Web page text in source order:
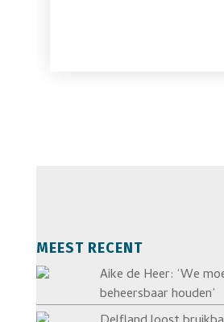
MEEST RECENT
Aike de Heer: ‘We
beheersbaar houden’